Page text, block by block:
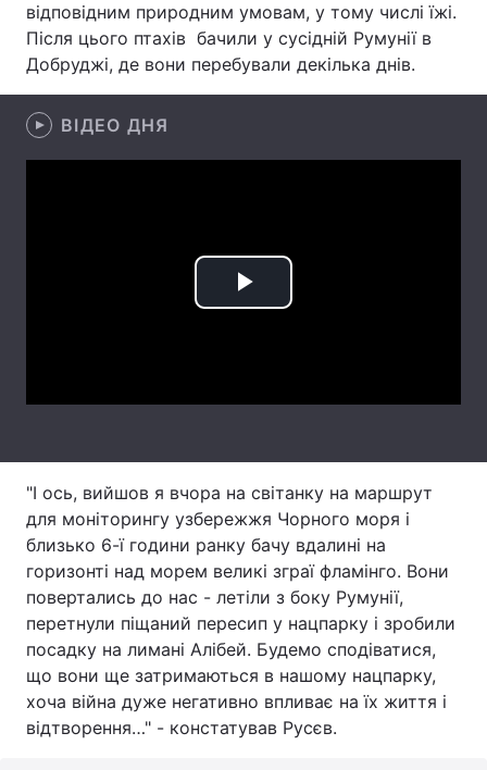
Відео з Youtube
Інтерв'ю Думки
Архів
відповідним природним умовам, у тому числі їжі.
Після цього птахів бачили у сусідній Румунії в
Добруджі, де вони перебували декілька днів.
ВІДЕО ДНЯ
Play
"І ось, вийшов я вчора на світанку на маршрут
для моніторингу узбережжя Чорного моря і
близько 6-ї години ранку бачу вдалині на
горизонті над морем великі зграї фламінго. Вони
повертались до нас - летіли з боку Румунії,
перетнули піщаний пересип у нацпарку і зробили
посадку на лимані Алібей. Будемо сподіватися,
що вони ще затримаються в нашому нацпарку,
хоча війна дуже негативно впливає на їх життя і
відтворення…" - констатував Русєв.